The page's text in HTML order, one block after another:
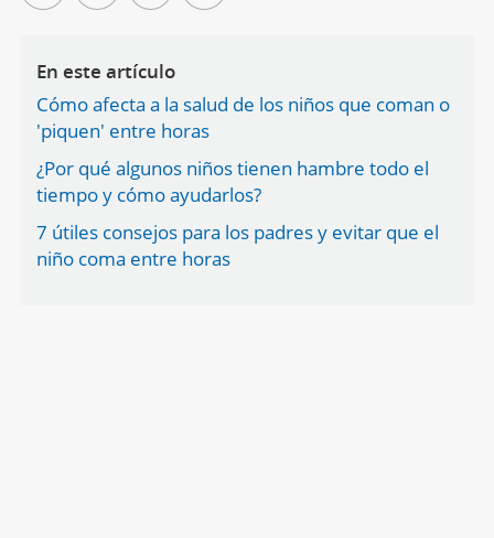
En este artículo
Cómo afecta a la salud de los niños que coman o
'piquen' entre horas
¿Por qué algunos niños tienen hambre todo el
tiempo y cómo ayudarlos?
7 útiles consejos para los padres y evitar que el
niño coma entre horas